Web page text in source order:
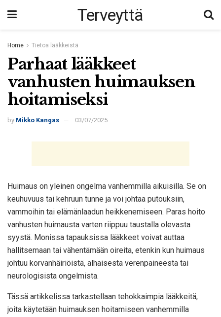
Terveyttä
Home Tietoa lääkkeistä
Parhaat lääkkeet
vanhusten huimauksen
hoitamiseksi
by Mikko Kangas 03/07/2025
Huimaus on yleinen ongelma vanhemmilla aikuisilla. Se on
keuhuvuus tai kehruun tunne ja voi johtaa putouksiin,
vammoihin tai elämänlaadun heikkenemiseen. Paras hoito
vanhusten huimausta varten riippuu taustalla olevasta
syystä. Monissa tapauksissa lääkkeet voivat auttaa
hallitsemaan tai vähentämään oireita, etenkin kun huimaus
johtuu korvanhäiriöistä, alhaisesta verenpaineesta tai
neurologisista ongelmista.
Tässä artikkelissa tarkastellaan tehokkaimpia lääkkeitä,
joita käytetään huimauksen hoitamiseen vanhemmilla